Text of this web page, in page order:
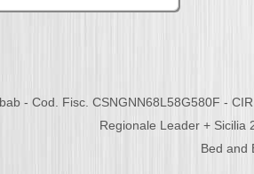
- Cod. Fisc. CSNGNN68L58G580F -
Regionale Leader + Sicilia
Bed and